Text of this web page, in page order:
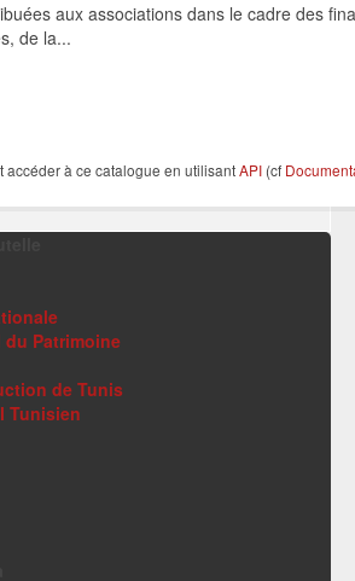
aux associations dans le cadre des
de la...
accéder à ce catalogue en utilisantAPI (cf
Patrimoine
de Tunis
Tunisien